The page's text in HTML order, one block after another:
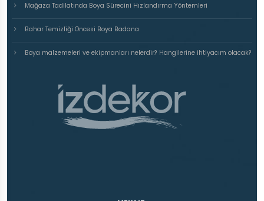
Mağaza Tadilatında Boya Sürecini Hızlandırma Yöntemleri
Bahar Temizliği Öncesi Boya Badana
Boya malzemeleri ve ekipmanları nelerdir? Hangilerine ihtiyacım olacak?